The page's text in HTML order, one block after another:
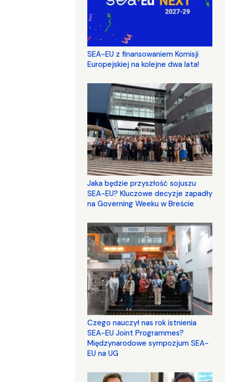
SEA-EU z finansowaniem Komisji
Europejskiej na kolejne dwa lata!
Jaka będzie przyszłość sojuszu
SEA-EU? Kluczowe decyzje zapadły
na Governing Weeku w Breście
Czego nauczył nas rok istnienia
SEA-EU Joint Programmes?
Międzynarodowe sympozjum SEA-
EU na UG